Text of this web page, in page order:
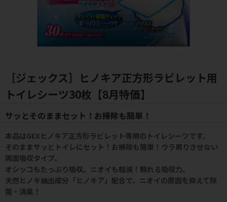
［ジェックス］ヒノキア正方形ラビレット用
トイレシーツ30枚【8月特価】
サッとそのままセット！お掃除も簡単！
本品はGEXヒノキア正方形ラビレット専用のトイレシーツです。
そのままサッとトイレにセット！お掃除も簡単！ウラ周りさせない
両面吸収タイプ。
オシッコもたっぷり吸収。ニオイも軽減！頼れる吸収力。
天然ヒノキ抽出成分「ヒノキア」配合で、ニオイの原因を抑えて除
菌・消臭！